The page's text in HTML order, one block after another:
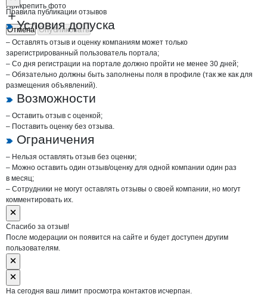
Прикрепить фото
Отмена Опубликовать
Правила публикации отзывов
Условия допуска
– Оставлять отзыв и оценку компаниям может только
зарегистрированный пользователь портала;
– Со дня регистрации на портале должно пройти не менее 30 дней;
– Обязательно должны быть заполнены поля в профиле (так же как для
размещения объявлений).
Возможности
– Оставить отзыв с оценкой;
– Поставить оценку без отзыва.
Ограничения
– Нельзя оставлять отзыв без оценки;
– Можно оставить один отзыв/оценку для одной компании один раз
в месяц;
– Сотрудники не могут оставлять отзывы о своей компании, но могут
комментировать их.
Спасибо за отзыв!
После модерации он появится на сайте и будет доступен другим
пользователям.
На сегодня ваш лимит просмотра контактов исчерпан.